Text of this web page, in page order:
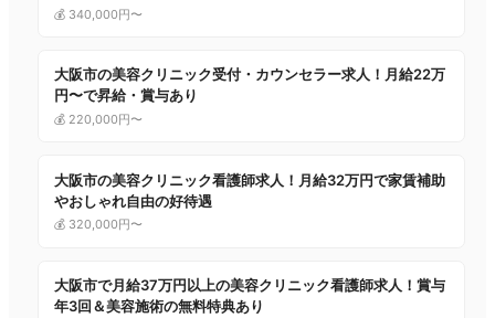
💰 340,000円〜
大阪市の美容クリニック受付・カウンセラー求人！月給22万
円〜で昇給・賞与あり
💰 220,000円〜
大阪市の美容クリニック看護師求人！月給32万円で家賃補助
やおしゃれ自由の好待遇
💰 320,000円〜
大阪市で月給37万円以上の美容クリニック看護師求人！賞与
年3回＆美容施術の無料特典あり